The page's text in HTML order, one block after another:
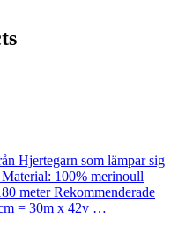
Hjertegarn som lämpar sig
100% merinoull
meter Rekommenderade
= 30m x 42v …